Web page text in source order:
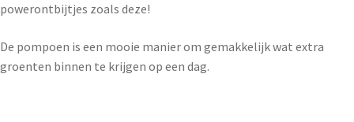
powerontbijtjes zoals deze!
De pompoen is een mooie manier om gemakkelijk wat extra
groenten binnen te krijgen op een dag.